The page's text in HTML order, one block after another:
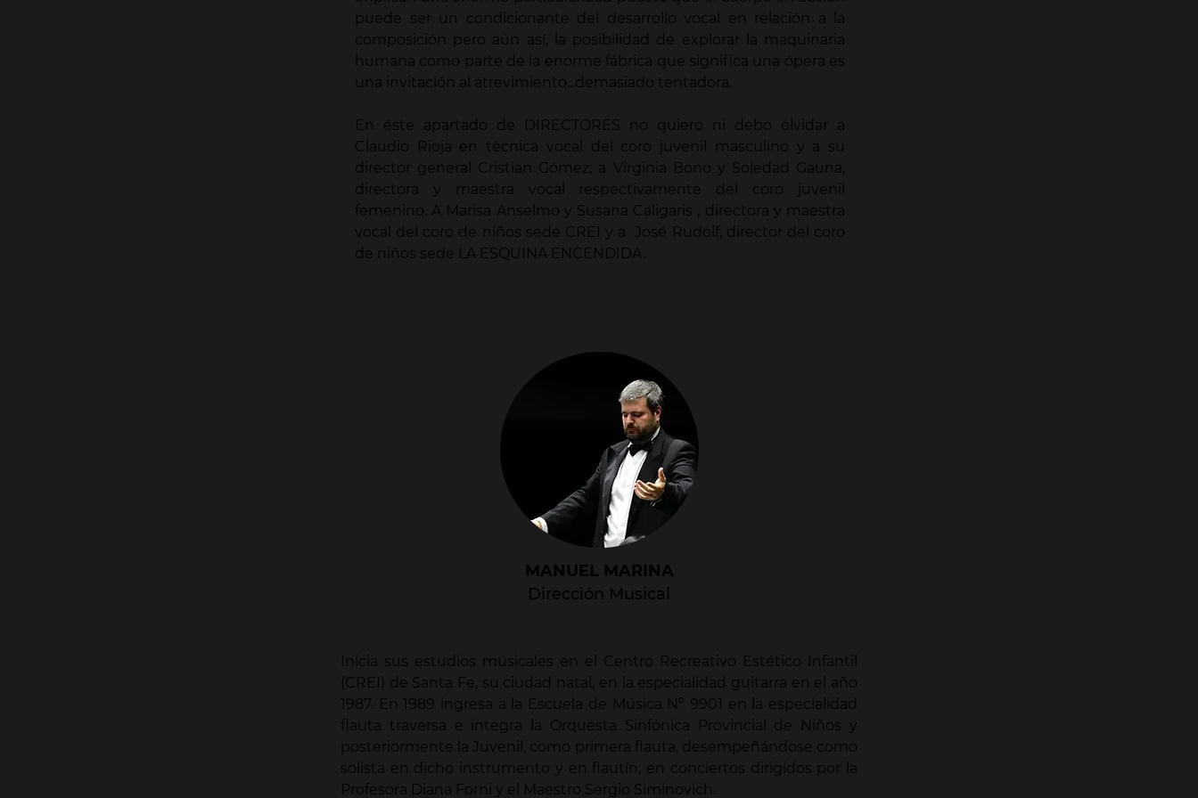
puede ser un condicionante del desarrollo vocal en relación a la
composición pero aún así, la posibilidad de explorar la maquinaria
humana como parte de la enorme fábrica que significa una ópera es
una invitación al atrevimiento...demasiado tentadora.
En éste apartado de DIRECTORES no quiero ni debo olvidar a
Claudio Rioja en técnica vocal del coro juvenil masculino y a su
director general Cristian Gómez; a Virginia Bono y Soledad Gauna,
directora y maestra vocal respectivamente del coro juvenil
femenino. A Marisa Anselmo y Susana Caligaris , directora y maestra
vocal del coro de niños sede CREI y a José Rudolf, director del coro
de niños sede LA ESQUINA ENCENDIDA.
MANUEL MARINA
Dirección Musical
Inicia sus estudios musicales en el Centro Recreativo Estético Infantil
(CREI) de Santa Fe, su ciudad natal, en la especialidad guitarra en el año
1987. En 1989 ingresa a la Escuela de Música Nº 9901 en la especialidad
flauta traversa e integra la Orquesta Sinfónica Provincial de Niños y
posteriormente la Juvenil, como primera flauta, desempeñándose como
solista en dicho instrumento y en flautín, en conciertos dirigidos por la
Profesora Diana Forni y el Maestro Sergio Siminovich.